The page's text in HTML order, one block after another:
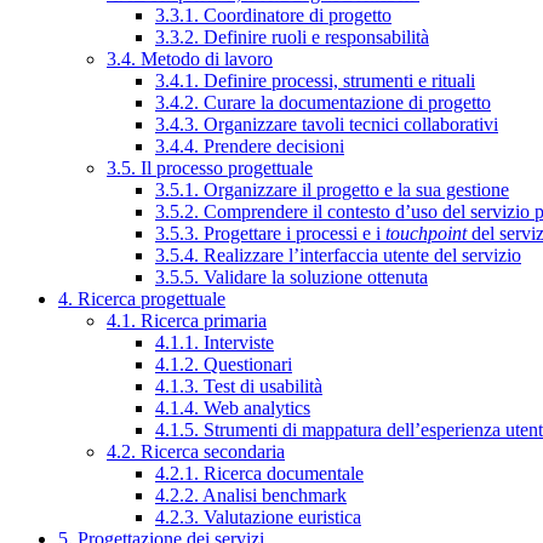
3.3.1. Coordinatore di progetto
3.3.2. Definire ruoli e responsabilità
3.4. Metodo di lavoro
3.4.1. Definire processi, strumenti e rituali
3.4.2. Curare la documentazione di progetto
3.4.3. Organizzare tavoli tecnici collaborativi
3.4.4. Prendere decisioni
3.5. Il processo progettuale
3.5.1. Organizzare il progetto e la sua gestione
3.5.2. Comprendere il contesto d’uso del servizio
3.5.3. Progettare i processi e i touchpointdel
3.5.4. Realizzare l’interfaccia utente del servizio
3.5.5. Validare la soluzione ottenuta
4. Ricerca progettuale
4.1. Ricerca primaria
4.1.1. Interviste
4.1.2. Questionari
4.1.3. Test di usabilità
4.1.4. Web analytics
4.1.5. Strumenti di mappatura dell’esperienza
4.2. Ricerca secondaria
4.2.1. Ricerca documentale
4.2.2. Analisi benchmark
4.2.3. Valutazione euristica
5. Progettazione dei servizi